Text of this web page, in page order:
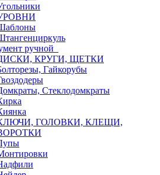
ручной
КРУГИ, ЩЕТКИ
Гайкорубы
Стеклодомкраты
ГОЛОВКИ, КЛЕЩИ,